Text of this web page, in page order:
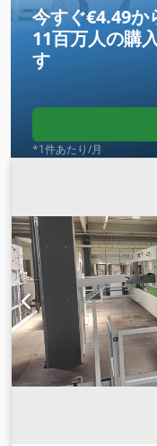
今すぐ€4.49か
11百万人の購
す
*1件あたり/月